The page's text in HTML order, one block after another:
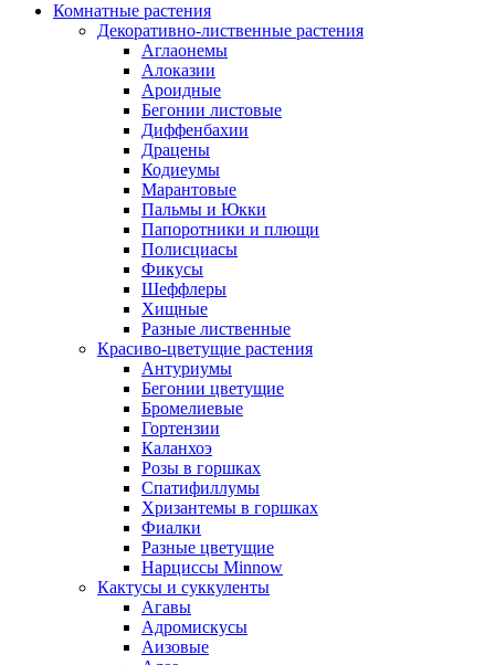
Комнатные растения
Декоративно-лиственные растения
Аглаонемы
Алоказии
Ароидные
Бегонии листовые
Диффенбахии
Драцены
Кодиеумы
Марантовые
Пальмы и Юкки
Папоротники и плющи
Полисциасы
Фикусы
Шеффлеры
Хищные
Разные лиственные
Красиво-цветущие растения
Антуриумы
Бегонии цветущие
Бромелиевые
Гортензии
Каланхоэ
Розы в горшках
Спатифиллумы
Хризантемы в горшках
Фиалки
Разные цветущие
Нарциссы Minnow
Кактусы и суккуленты
Агавы
Адромискусы
Аизовые